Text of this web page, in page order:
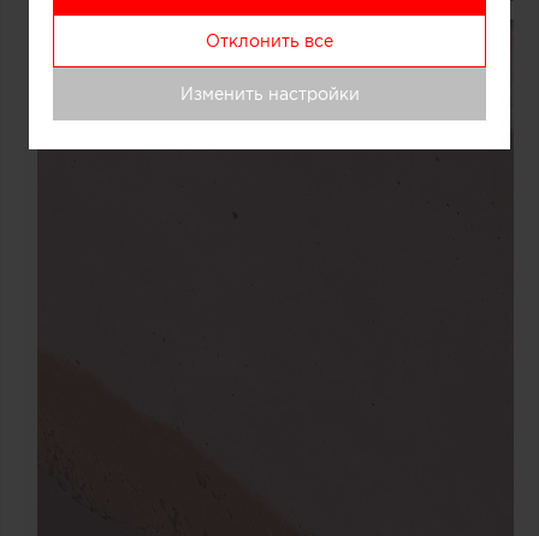
Отклонить все
Изменить настройки